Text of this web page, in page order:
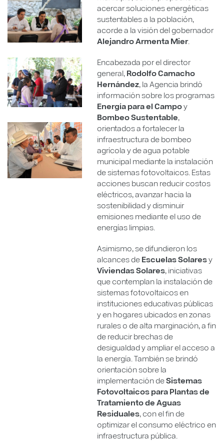
acercar soluciones energéticas
sustentables a la población,
acorde a la visión del gobernador
Alejandro Armenta Mier.
Encabezada por el director
general,Rodolfo Camacho
Hernández, la Agencia brindó
información sobre los programas
Energía para el Campoy
Bombeo Sustentable,
orientados a fortalecer la
infraestructura de bombeo
agrícola y de agua potable
municipal mediante la instalación
de sistemas fotovoltaicos. Estas
acciones buscan reducir costos
eléctricos, avanzar hacia la
sostenibilidad y disminuir
emisiones mediante el uso de
energías limpias.
Asimismo, se difundieron los
alcances deEscuelas Solaresy
Viviendas Solares, iniciativas
que contemplan la instalación de
sistemas fotovoltaicos en
instituciones educativas públicas
y en hogares ubicados en zonas
rurales o de alta marginación, a fin
de reducir brechas de
desigualdad y ampliar el acceso a
la energía. También se brindó
orientación sobre la
implementación deSistemas
Fotovoltaicos para Plantas de
Tratamiento de Aguas
Residuales, con el fin de
optimizar el consumo eléctrico en
infraestructura pública.